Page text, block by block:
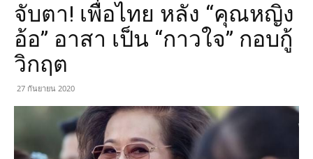
จับตา! เพื่อไทย หลัง “คุณหญิง
อ้อ” อาสา เป็น “กาวใจ” กอบกู้
วิกฤต
27 กันยายน 2020